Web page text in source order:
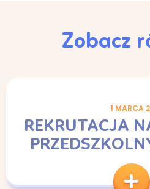
Zobacz
1 MARCA
REKRUTACJA